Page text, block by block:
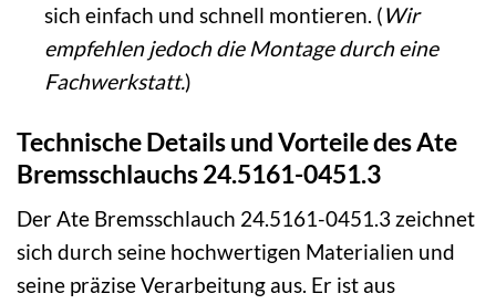
sich einfach und schnell montieren. (Wir
empfehlen jedoch die Montage durch eine
Fachwerkstatt.)
Technische Details und Vorteile des Ate
Bremsschlauchs 24.5161-0451.3
Der Ate Bremsschlauch 24.5161-0451.3 zeichnet
sich durch seine hochwertigen Materialien und
seine präzise Verarbeitung aus. Er ist aus